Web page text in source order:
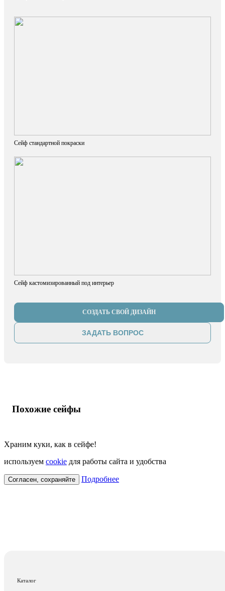
Каталог
Сейф стандартной покраски
Сейф кастомизированный под интерьер
СОЗДАТЬ СВОЙ ДИЗАЙН
ЗАДАТЬ ВОПРОС
Похожие сейфы
Храним куки, как в сейфе!
используем cookie для работы сайта и удобства
Согласен, сохраняйте Подробнее